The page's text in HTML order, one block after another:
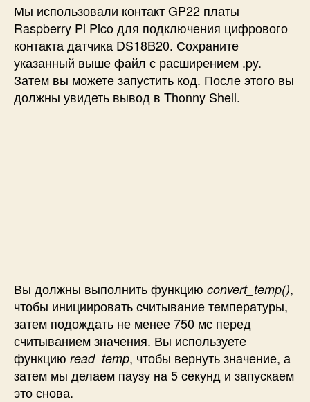
Мы использовали контакт GP22 платы
Raspberry Pi Pico для подключения цифрового
контакта датчика DS18B20. Сохраните
указанный выше файл с расширением .py.
Затем вы можете запустить код. После этого вы
должны увидеть вывод в Thonny Shell.
Вы должны выполнить функцию convert_temp(),
чтобы инициировать считывание температуры,
затем подождать не менее 750 мс перед
считыванием значения. Вы используете
функцию read_temp, чтобы вернуть значение, а
затем мы делаем паузу на 5 секунд и запускаем
это снова.